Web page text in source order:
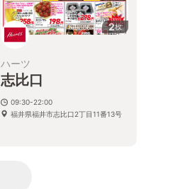
2枚
ハーツ
志比口
09:30-22:00
福井県福井市志比口2丁目11番13号